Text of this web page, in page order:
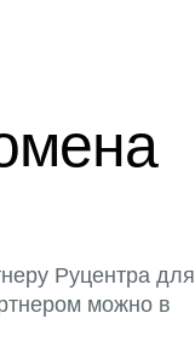
Руцентра для
можно в